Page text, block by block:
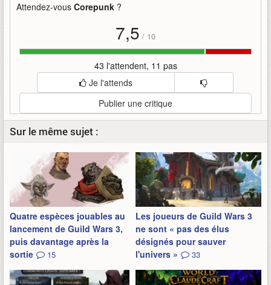
Attendez-vous Corepunk ?
7,5 / 10
43 l'attendent, 11 pas
Je l'attends
Publier une critique
Sur le même sujet :
Quatre espèces jouables au
lancement de Guild Wars 3,
puis davantage après la
sortie
15
Les joueurs de Guild Wars 3
ne sont « pas des élus
désignés pour sauver
l'univers »
33